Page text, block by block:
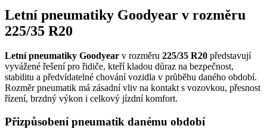
Letní pneumatiky Goodyear v rozměru
225/35 R20
Letní pneumatiky Goodyear v rozměru 225/35 R20 představují
vyvážené řešení pro řidiče, kteří kladou důraz na bezpečnost,
stabilitu a předvídatelné chování vozidla v průběhu daného období.
Rozměr pneumatik má zásadní vliv na kontakt s vozovkou, přesnost
řízení, brzdný výkon i celkový jízdní komfort.
Přizpůsobení pneumatik danému období